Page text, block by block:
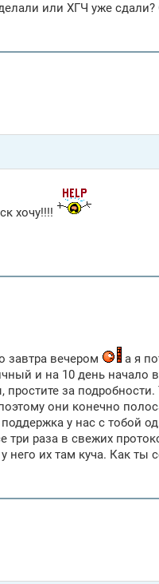
или ХГЧ уже
хочу!!!!
завтра вечером
а я
и на 10 день начало
за подробности.
они конечно
у нас с тобой
раза в свежих
их там куча. Как ты